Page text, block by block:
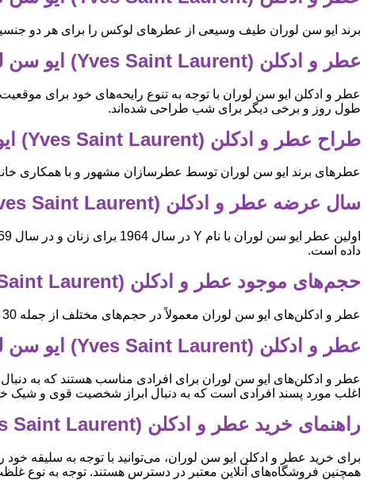
برند ایو سن لوران طیف وسیعی از عطرهای لوکس را برای هر دو
عطر و ادکلن (Yves Saint Laurent) ایو سن لوران مناسب چه موقعیت‌هایی است؟
عطر و ادکلن ایو سن لوران با توجه به تنوع رایحه‌های خود برای
طول روز و برخی دیگر برای شب طراحی شده‌اند.
طراح عطر و ادکلن (Yves Saint Laurent) ایو سن لوران کیست؟
عطرهای برند ایو سن لوران توسط عطرسازان مشهور و با همکاری
سال عرضه عطر و ادکلن (Yves Saint Laurent) ایو سن لوران چه سالی است؟
داده است.
حجم‌های موجود عطر و ادکلن (Yves Saint Laurent) ایو سن لوران چیست؟
عطر و ادکلن‌های ایو سن لوران معمولاً در حجم‌های مختلف از جمله 30 میل، 50 میل، 90 میل، 100 میل و نسخه‌های بزرگتر (مانند 125 میل) عرضه می‌شوند.
عطر و ادکلن (Yves Saint Laurent) ایو سن لوران برای چه کسانی مناسبه
عطر و ادکلن‌های ایو سن لوران برای افرادی مناسب هستند که به
اغلب مورد پسند افرادی است که به دنبال ابراز شخصیت قوی و شیک
راهنمای خرید عطر و ادکلن (Yves Saint Laurent) ایو سن لوران
برای خرید عطر و ادکلن ایو سن لوران، می‌توانید با توجه به سلیقه
همچنین فروشگاه‌های آنلاین معتبر در دسترس هستند. توجه به نوع